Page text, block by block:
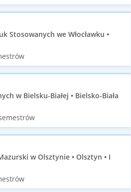
Stosowanych we Włocławku •
w Bielsku-Białej • Bielsko-Biała
w Olsztynie • Olsztyn • I